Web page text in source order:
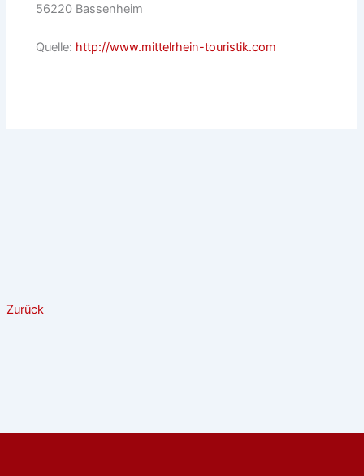
Zurück
56220 Bassenheim
Quelle: http://www.mittelrhein-touristik.com